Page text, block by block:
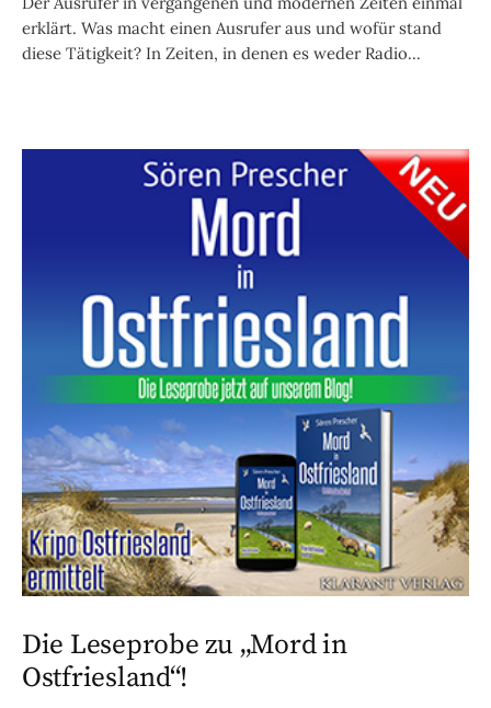
erklärt. Was macht einen Ausrufer aus und wofür stand
diese Tätigkeit? In Zeiten, in denen es weder Radio...
Die Leseprobe zu „Mord in
Ostfriesland“!